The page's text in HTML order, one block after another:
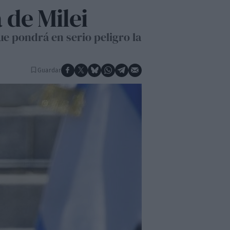
de Milei
pondrá en serio peligro la
Guardar